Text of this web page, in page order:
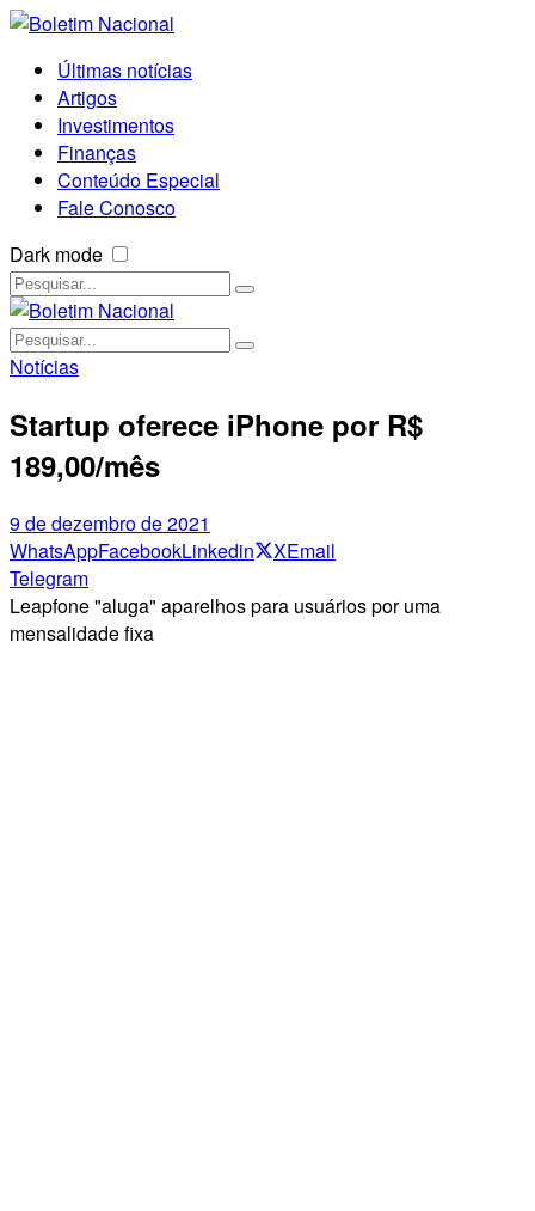
Últimas notícias
Artigos
Investimentos
Finanças
Conteúdo Especial
Fale Conosco
Dark mode
Notícias
Startup oferece iPhone por R$
189,00/mês
9 de dezembro de 2021
WhatsAppFacebookLinkedin XEmail
Telegram
Leapfone "aluga" aparelhos para usuários por uma
mensalidade fixa